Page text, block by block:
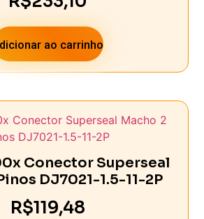
ao carrinho
Conector Superseal
DJ7021-1.5-11-2P
R$119,48